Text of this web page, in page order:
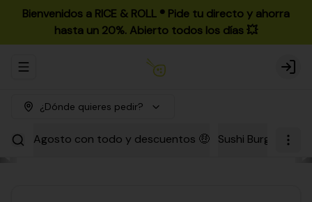
Bienvenidos a RICE & ROLL ®️ Pide tu directo y ahorra
hasta un 20%. Abierto todos los días 💥
Abrir menu de navegación Login
¿Dónde quieres pedir?
Agosto con todo y descuentos 🤑 Sushi Burgers